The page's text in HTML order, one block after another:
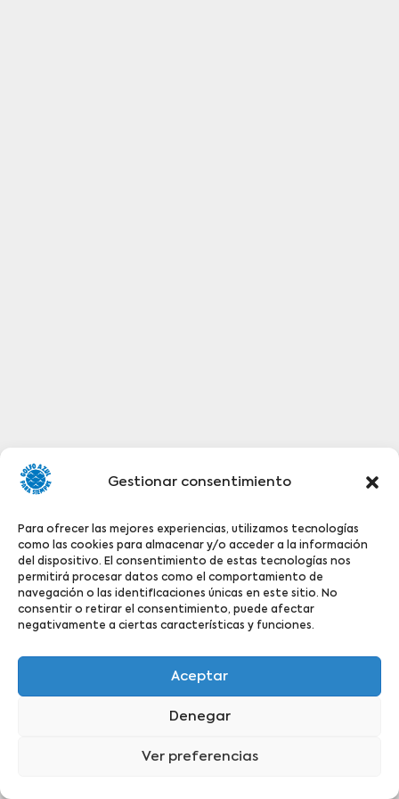
Gestionar consentimiento
Para ofrecer las mejores experiencias, utilizamos tecnologías
como las cookies para almacenar y/o acceder a la información
del dispositivo. El consentimiento de estas tecnologías nos
permitirá procesar datos como el comportamiento de
navegación o las identificaciones únicas en este sitio. No
consentir o retirar el consentimiento, puede afectar
negativamente a ciertas características y funciones.
Aceptar
Denegar
Ver preferencias